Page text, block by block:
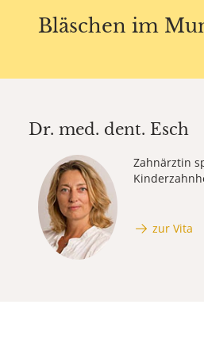
Bläschen im
Dr. med. dent. Esch
Zahnärztin
zur Vita